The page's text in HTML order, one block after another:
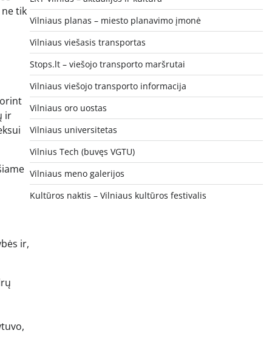
tik
ir
ir,
Vilniaus planas – miesto planavimo įmonė
Vilniaus viešasis transportas
Stops.lt – viešojo transporto maršrutai
Vilniaus viešojo transporto informacija
Vilniaus oro uostas
Vilniaus universitetas
Vilnius Tech (buvęs VGTU)
Vilniaus meno galerijos
Kultūros naktis – Vilniaus kultūros festivalis